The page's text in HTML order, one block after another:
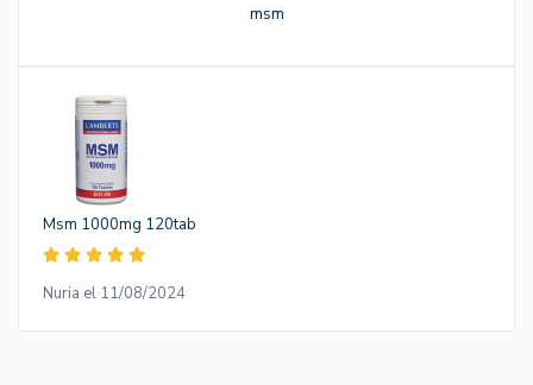
msm
Msm 1000mg 120tab
Nuria el 11/08/2024